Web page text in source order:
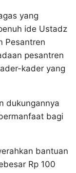
yang
ide Ustadz
Pesantren
pesantren
kader yang
dukungannya
bagi
bantuan
Rp 100